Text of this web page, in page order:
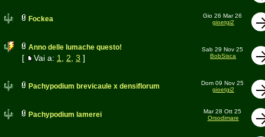
Fockea
Gio 26 Mar 26
gioetgi2
Anno delle lumache questo!
[ Vai a: 1 2 3 ]
Sab 29 Nov 25
BobSisca
Pachypodium brevicaule x densiflorum
Dom 09 Nov 25
gioetgi2
Pachypodium lamerei
Mar 28 Ott 25
Orsodimare